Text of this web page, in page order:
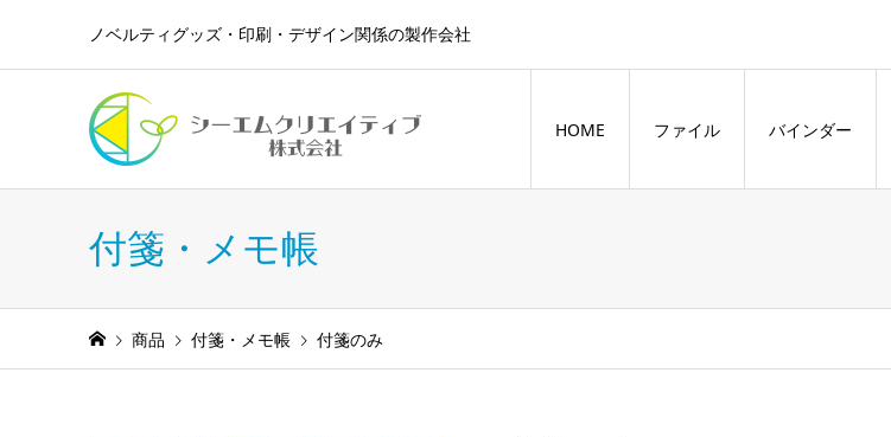
ノベルティグッズ・印刷・デザイン関係の製作会社
HOME ファイル バインダー
付箋・メモ帳
商品 付箋・メモ帳 付箋のみ